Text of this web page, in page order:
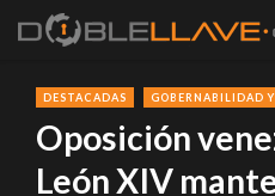
DESTACADAS GOBERNABILIDAD Y
Oposición
León XIV